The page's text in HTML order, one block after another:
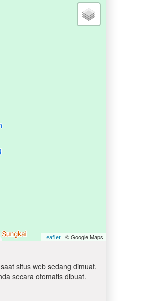
Leaflet | © Google Maps
situs web sedang dimuat.
secara otomatis dibuat.